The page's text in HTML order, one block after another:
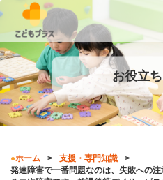
お役立
ホーム
支援・専門知識
発達障害で一番問題なのは、失敗への